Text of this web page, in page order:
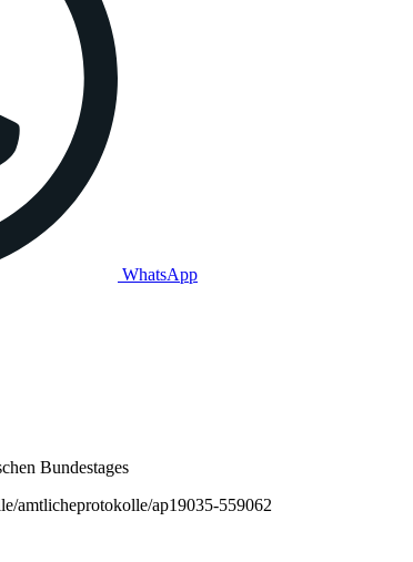
WhatsApp
Bundestages
amtlicheprotokolle/ap19035-559062